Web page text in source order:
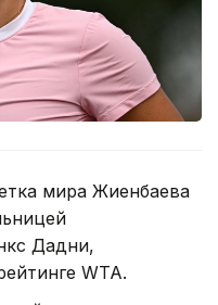
мира Жиенбаева
Дадни,
WTA.